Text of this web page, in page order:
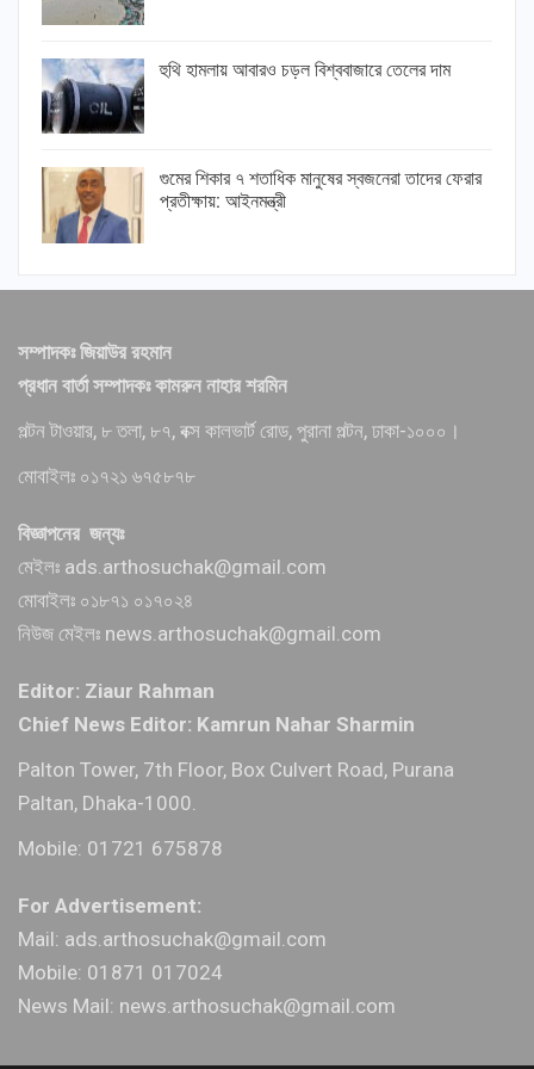
হুথি হামলায় আবারও চড়ল বিশ্ববাজারে তেলের দাম
গুমের শিকার ৭ শতাধিক মানুষের স্বজনেরা তাদের ফেরার
প্রতীক্ষায়: আইনমন্ত্রী
সম্পাদকঃ জিয়াউর রহমান
প্রধান বার্তা সম্পাদকঃ কামরুন নাহার শরমিন
পল্টন টাওয়ার, ৮ তলা, ৮৭, বক্স কালভার্ট রোড, পুরানা পল্টন, ঢাকা-১০০০।
মোবাইলঃ ০১৭২১ ৬৭৫৮৭৮
বিজ্ঞাপনের জন্যঃ
মেইলঃ ads.arthosuchak@gmail.com
মোবাইলঃ ০১৮৭১ ০১৭০২৪
নিউজ মেইলঃ news.arthosuchak@gmail.com
Editor: Ziaur Rahman
Chief News Editor: Kamrun Nahar Sharmin
Palton Tower, 7th Floor, Box Culvert Road, Purana
Paltan, Dhaka-1000.
Mobile: 01721 675878
For Advertisement:
Mail: ads.arthosuchak@gmail.com
Mobile: 01871 017024
News Mail: news.arthosuchak@gmail.com